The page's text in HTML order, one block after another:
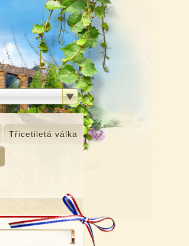
Třicetiletá válka